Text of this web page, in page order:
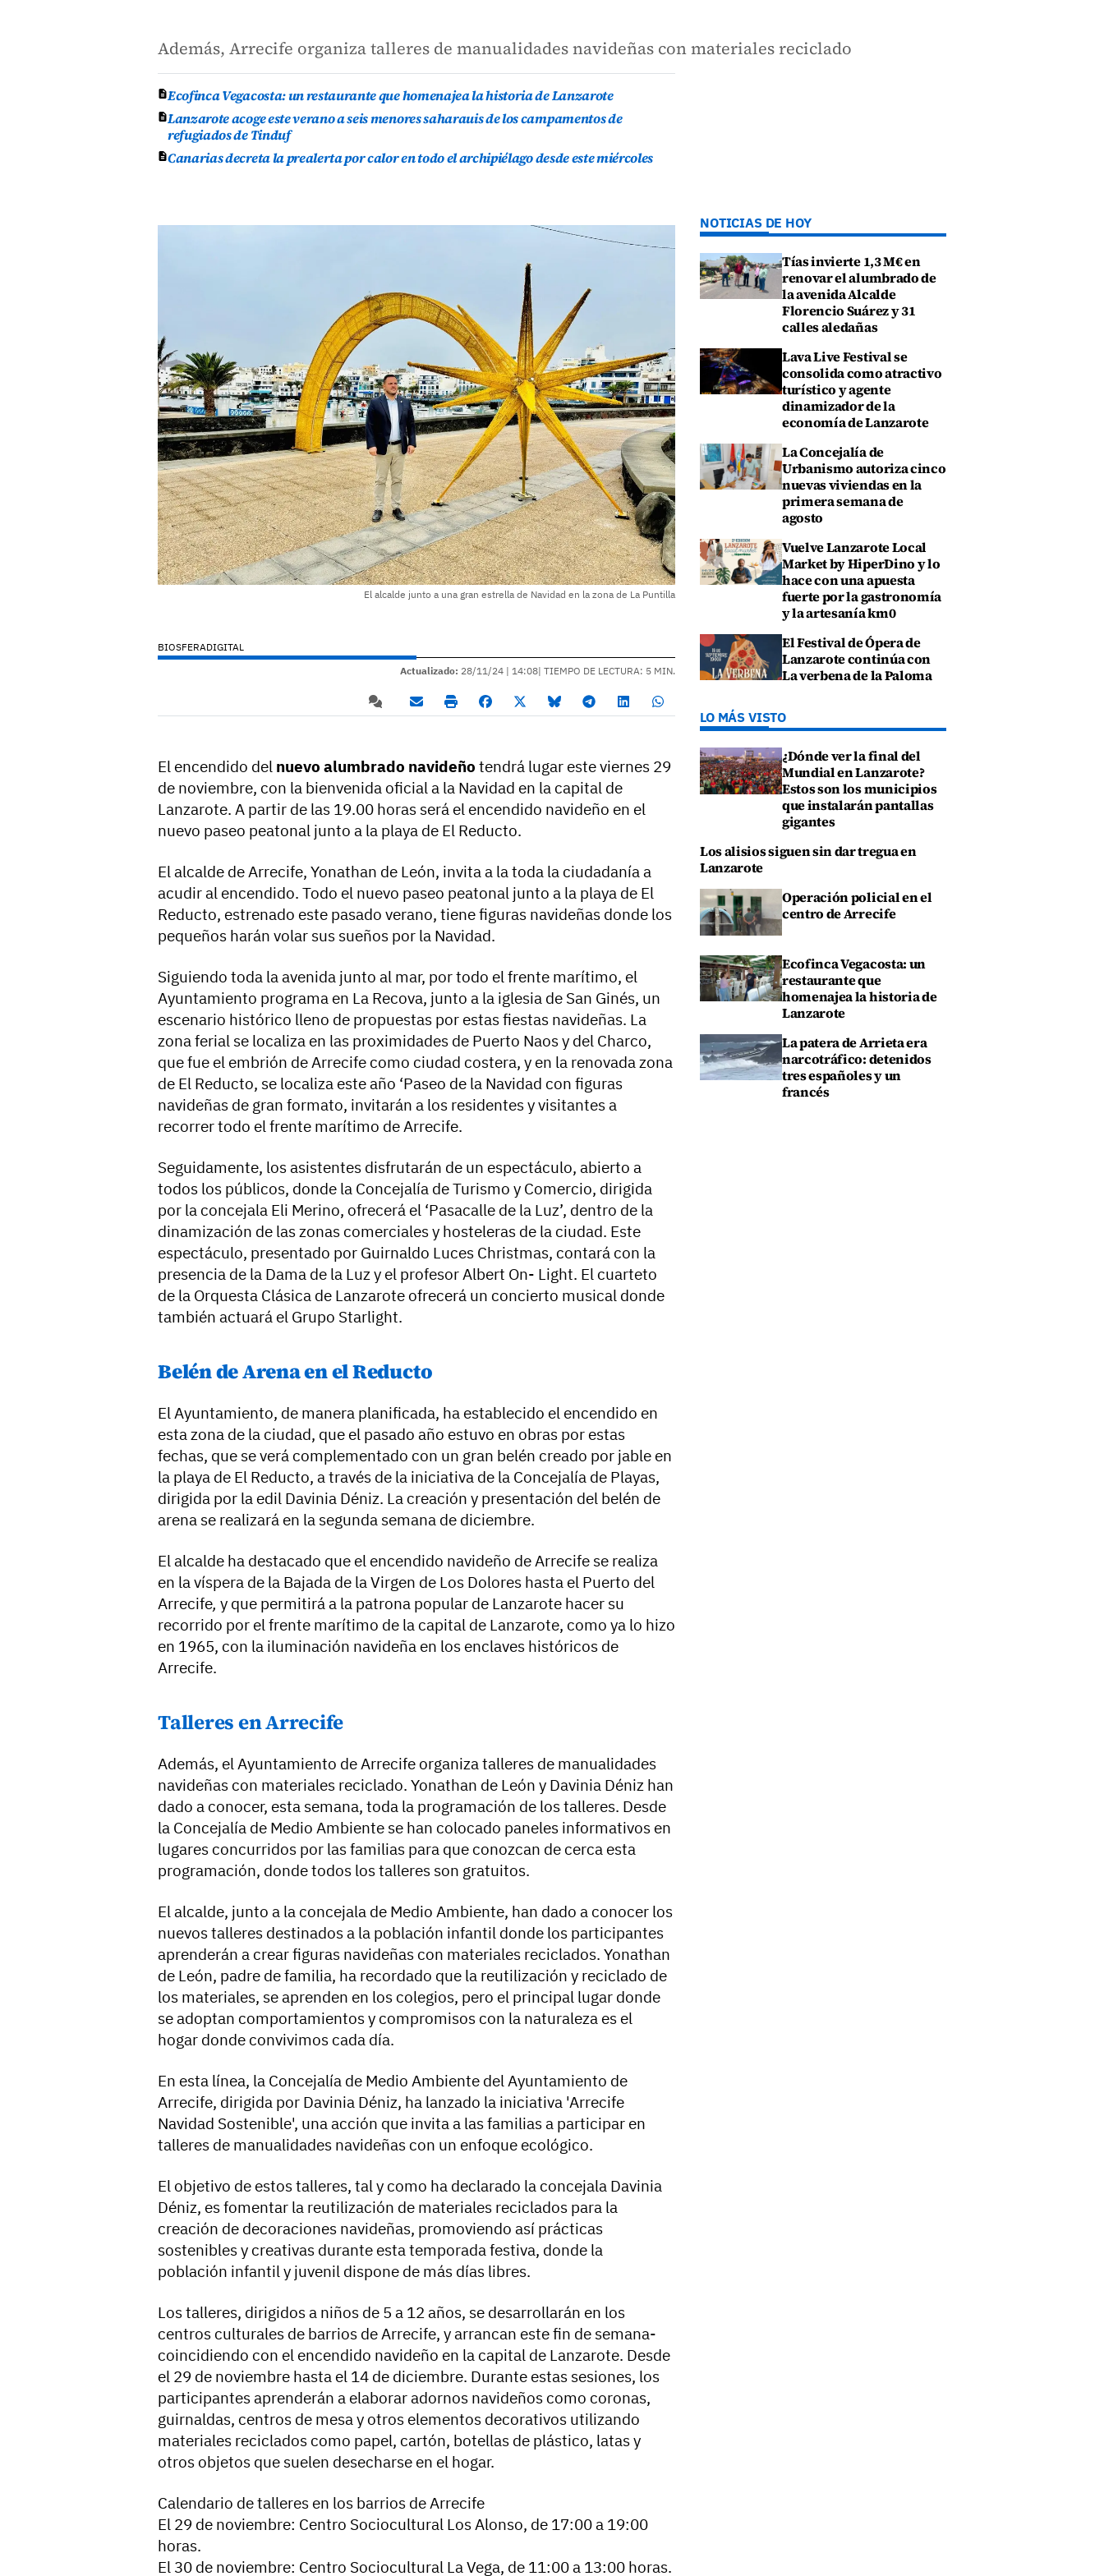
Además, Arrecife organiza talleres de manualidades navideñas con materiales reciclado
Ecofinca Vegacosta: un restaurante que homenajea la historia de Lanzarote
Lanzarote acoge este verano a seis menores saharauis de los campamentos de
refugiados de Tinduf
Canarias decreta la prealerta por calor en todo el archipiélago desde este miércoles
El alcalde junto a una gran estrella de Navidad en la zona de La Puntilla
BIOSFERADIGITAL
Actualizado: 28/11/24 | 14:08| TIEMPO DE LECTURA: 5 MIN.
El encendido del nuevo alumbrado navideño tendrá lugar este viernes 29
de noviembre, con la bienvenida oficial a la Navidad en la capital de
Lanzarote. A partir de las 19.00 horas será el encendido navideño en el
nuevo paseo peatonal junto a la playa de El Reducto.
El alcalde de Arrecife, Yonathan de León, invita a la toda la ciudadanía a
acudir al encendido. Todo el nuevo paseo peatonal junto a la playa de El
Reducto, estrenado este pasado verano, tiene figuras navideñas donde los
pequeños harán volar sus sueños por la Navidad.
Siguiendo toda la avenida junto al mar, por todo el frente marítimo, el
Ayuntamiento programa en La Recova, junto a la iglesia de San Ginés, un
escenario histórico lleno de propuestas por estas fiestas navideñas. La
zona ferial se localiza en las proximidades de Puerto Naos y del Charco,
que fue el embrión de Arrecife como ciudad costera, y en la renovada zona
de El Reducto, se localiza este año ‘Paseo de la Navidad con figuras
navideñas de gran formato, invitarán a los residentes y visitantes a
recorrer todo el frente marítimo de Arrecife.
Seguidamente, los asistentes disfrutarán de un espectáculo, abierto a
todos los públicos, donde la Concejalía de Turismo y Comercio, dirigida
por la concejala Eli Merino, ofrecerá el ‘Pasacalle de la Luz’, dentro de la
dinamización de las zonas comerciales y hosteleras de la ciudad. Este
espectáculo, presentado por Guirnaldo Luces Christmas, contará con la
presencia de la Dama de la Luz y el profesor Albert On- Light. El cuarteto
de la Orquesta Clásica de Lanzarote ofrecerá un concierto musical donde
también actuará el Grupo Starlight.
Belén de Arena en el Reducto
El Ayuntamiento, de manera planificada, ha establecido el encendido en
esta zona de la ciudad, que el pasado año estuvo en obras por estas
fechas, que se verá complementado con un gran belén creado por jable en
la playa de El Reducto, a través de la iniciativa de la Concejalía de Playas,
dirigida por la edil Davinia Déniz. La creación y presentación del belén de
arena se realizará en la segunda semana de diciembre.
El alcalde ha destacado que el encendido navideño de Arrecife se realiza
en la víspera de la Bajada de la Virgen de Los Dolores hasta el Puerto del
Arrecife, y que permitirá a la patrona popular de Lanzarote hacer su
recorrido por el frente marítimo de la capital de Lanzarote, como ya lo hizo
en 1965, con la iluminación navideña en los enclaves históricos de
Arrecife.
Talleres en Arrecife
Además, el Ayuntamiento de Arrecife organiza talleres de manualidades
navideñas con materiales reciclado. Yonathan de León y Davinia Déniz han
dado a conocer, esta semana, toda la programación de los talleres. Desde
la Concejalía de Medio Ambiente se han colocado paneles informativos en
lugares concurridos por las familias para que conozcan de cerca esta
programación, donde todos los talleres son gratuitos.
El alcalde, junto a la concejala de Medio Ambiente, han dado a conocer los
nuevos talleres destinados a la población infantil donde los participantes
aprenderán a crear figuras navideñas con materiales reciclados. Yonathan
de León, padre de familia, ha recordado que la reutilización y reciclado de
los materiales, se aprenden en los colegios, pero el principal lugar donde
se adoptan comportamientos y compromisos con la naturaleza es el
hogar donde convivimos cada día.
En esta línea, la Concejalía de Medio Ambiente del Ayuntamiento de
Arrecife, dirigida por Davinia Déniz, ha lanzado la iniciativa 'Arrecife
Navidad Sostenible', una acción que invita a las familias a participar en
talleres de manualidades navideñas con un enfoque ecológico.
El objetivo de estos talleres, tal y como ha declarado la concejala Davinia
Déniz, es fomentar la reutilización de materiales reciclados para la
creación de decoraciones navideñas, promoviendo así prácticas
sostenibles y creativas durante esta temporada festiva, donde la
población infantil y juvenil dispone de más días libres.
Los talleres, dirigidos a niños de 5 a 12 años, se desarrollarán en los
centros culturales de barrios de Arrecife, y arrancan este fin de semana-
coincidiendo con el encendido navideño en la capital de Lanzarote. Desde
el 29 de noviembre hasta el 14 de diciembre. Durante estas sesiones, los
participantes aprenderán a elaborar adornos navideños como coronas,
guirnaldas, centros de mesa y otros elementos decorativos utilizando
materiales reciclados como papel, cartón, botellas de plástico, latas y
otros objetos que suelen desecharse en el hogar.
Calendario de talleres en los barrios de Arrecife
El 29 de noviembre: Centro Sociocultural Los Alonso, de 17:00 a 19:00
horas.
El 30 de noviembre: Centro Sociocultural La Vega, de 11:00 a 13:00 horas.
NOTICIAS DE HOY
Tías invierte 1,3 M€ en
renovar el alumbrado de
la avenida Alcalde
Florencio Suárez y 31
calles aledañas
Lava Live Festival se
consolida como atractivo
turístico y agente
dinamizador de la
economía de Lanzarote
La Concejalía de
Urbanismo autoriza cinco
nuevas viviendas en la
primera semana de
agosto
Vuelve Lanzarote Local
Market by HiperDino y lo
hace con una apuesta
fuerte por la gastronomía
y la artesanía km0
El Festival de Ópera de
Lanzarote continúa con
La verbena de la Paloma
LO MÁS VISTO
¿Dónde ver la final del
Mundial en Lanzarote?
Estos son los municipios
que instalarán pantallas
gigantes
Los alisios siguen sin dar tregua en
Lanzarote
Operación policial en el
centro de Arrecife
Ecofinca Vegacosta: un
restaurante que
homenajea la historia de
Lanzarote
La patera de Arrieta era
narcotráfico: detenidos
tres españoles y un
francés